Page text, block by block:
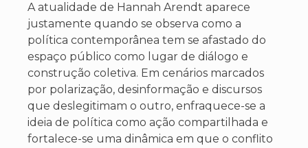
A atualidade de Hannah Arendt aparece
justamente quando se observa como a
política contemporânea tem se afastado do
espaço público como lugar de diálogo e
construção coletiva. Em cenários marcados
por polarização, desinformação e discursos
que deslegitimam o outro, enfraquece-se a
ideia de política como ação compartilhada e
fortalece-se uma dinâmica em que o conflito